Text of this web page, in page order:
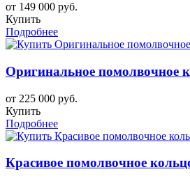
от 149 000 руб.
Купить
Подробнее
Оригинальное помолвочное
от 225 000 руб.
Купить
Подробнее
Красивое помолвочное